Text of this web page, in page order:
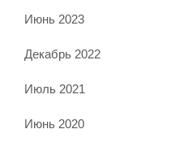
Июнь 2023
Декабрь 2022
Июль 2021
Июнь 2020